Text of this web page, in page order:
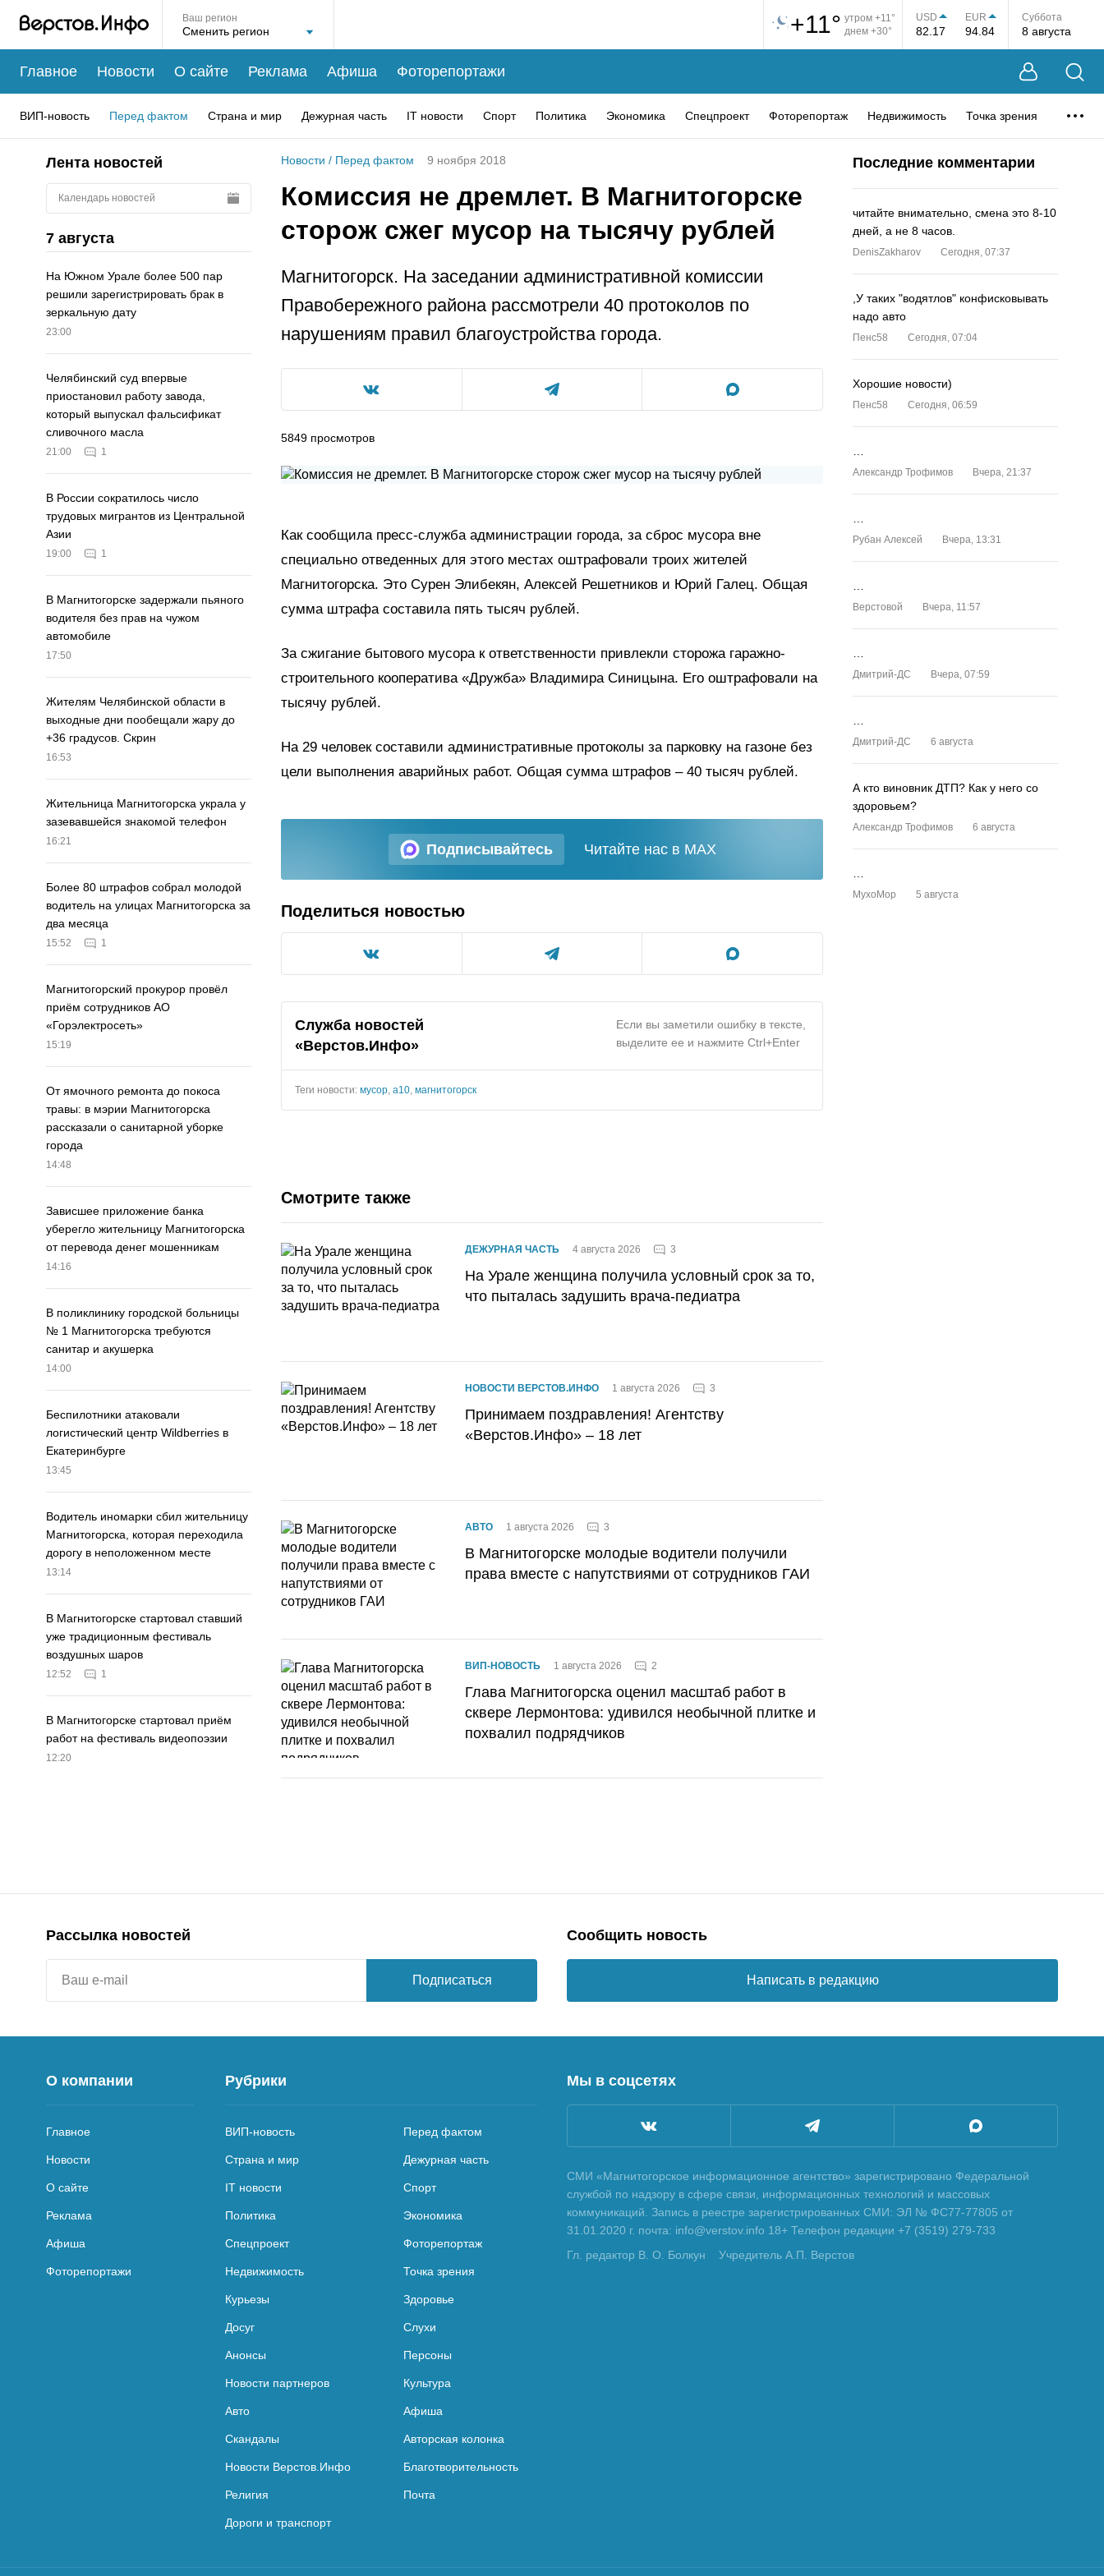
Ваш регион +11° утром +11°
днем +30°
USD
82.17
EUR
94.84
Суббота
8 августа
Главное Новости О сайте Реклама Афиша Фоторепортажи
ВИП-новость Перед фактом Страна и мир Дежурная часть IT новости Спорт Политика Экономика Спецпроект Фоторепортаж Недвижимость Точка зрения
Лента новостей
Календарь новостей
7 августа
На Южном Урале более 500 пар
решили зарегистрировать брак в
зеркальную дату
23:00
Челябинский суд впервые
приостановил работу завода,
который выпускал фальсификат
сливочного масла
21:00 1
В России сократилось число
трудовых мигрантов из Центральной
Азии
19:00 1
В Магнитогорске задержали пьяного
водителя без прав на чужом
автомобиле
17:50
Жителям Челябинской области в
выходные дни пообещали жару до
+36 градусов. Скрин
16:53
Жительница Магнитогорска украла у
зазевавшейся знакомой телефон
16:21
Более 80 штрафов собрал молодой
водитель на улицах Магнитогорска за
два месяца
15:52 1
Магнитогорский прокурор провёл
приём сотрудников АО
«Горэлектросеть»
15:19
От ямочного ремонта до покоса
травы: в мэрии Магнитогорска
рассказали о санитарной уборке
города
14:48
Зависшее приложение банка
уберегло жительницу Магнитогорска
от перевода денег мошенникам
14:16
В поликлинику городской больницы
№ 1 Магнитогорска требуются
санитар и акушерка
14:00
Беспилотники атаковали
логистический центр Wildberries в
Екатеринбурге
13:45
Водитель иномарки сбил жительницу
Магнитогорска, которая переходила
дорогу в неположенном месте
13:14
В Магнитогорске стартовал ставший
уже традиционным фестиваль
воздушных шаров
12:52 1
В Магнитогорске стартовал приём
работ на фестиваль видеопоэзии
12:20
Новости / Перед фактом 9 ноября 2018
Комиссия не дремлет. В Магнитогорске
сторож сжег мусор на тысячу рублей
Магнитогорск. На заседании административной комиссии
Правобережного района рассмотрели 40 протоколов по
нарушениям правил благоустройства города.
5849 просмотров
Как сообщила пресс-служба администрации города, за сброс мусора вне
специально отведенных для этого местах оштрафовали троих жителей
Магнитогорска. Это Сурен Элибекян, Алексей Решетников и Юрий Галец. Общая
сумма штрафа составила пять тысяч рублей.
За сжигание бытового мусора к ответственности привлекли сторожа гаражно-
строительного кооператива «Дружба» Владимира Синицына. Его оштрафовали на
тысячу рублей.
На 29 человек составили административные протоколы за парковку на газоне без
цели выполнения аварийных работ. Общая сумма штрафов – 40 тысяч рублей.
Подписывайтесь Читайте нас в MAX
Поделиться новостью
Служба новостей
«Верстов.Инфо»
Если вы заметили ошибку в тексте,
выделите ее и нажмите Ctrl+Enter
Теги новости: мусор, а10, магнитогорск
Смотрите также
ДЕЖУРНАЯ ЧАСТЬ 4 августа 2026 3
На Урале женщина получила условный срок за то,
что пыталась задушить врача-педиатра
НОВОСТИ ВЕРСТОВ.ИНФО 1 августа 2026 3
Принимаем поздравления! Агентству
«Верстов.Инфо» – 18 лет
АВТО 1 августа 2026 3
В Магнитогорске молодые водители получили
права вместе с напутствиями от сотрудников ГАИ
ВИП-НОВОСТЬ 1 августа 2026 2
Глава Магнитогорска оценил масштаб работ в
сквере Лермонтова: удивился необычной плитке и
похвалил подрядчиков
Последние комментарии
читайте внимательно, смена это 8-10
дней, а не 8 часов.
DenisZakharov Сегодня, 07:37
,У таких "водятлов" конфисковывать
надо авто
Пенс58 Сегодня, 07:04
Хорошие новости)
Пенс58 Сегодня, 06:59
Александр Трофимов Вчера, 21:37
Рубан Алексей Вчера, 13:31
Верстовой Вчера, 11:57
Дмитрий-ДС Вчера, 07:59
Дмитрий-ДС 6 августа
А кто виновник ДТП? Как у него со
здоровьем?
Александр Трофимов 6 августа
MyxoMop 5 августа
Рассылка новостей
Подписаться
Сообщить новость
Написать в редакцию
О компании
Главное
Новости
О сайте
Реклама
Афиша
Фоторепортажи
Рубрики
ВИП-новость Перед фактом
Страна и мир Дежурная часть
IT новости Спорт
Политика Экономика
Спецпроект Фоторепортаж
Недвижимость Точка зрения
Курьезы Здоровье
Досуг Слухи
Анонсы Персоны
Новости партнеров Культура
Авто Афиша
Скандалы Авторская колонка
Новости Верстов.Инфо Благотворительность
Религия Почта
Дороги и транспорт
Мы в соцсетях
СМИ «Магнитогорское информационное агентство» зарегистрировано Федеральной
службой по надзору в сфере связи, информационных технологий и массовых
коммуникаций. Запись в реестре зарегистрированных СМИ: ЭЛ № ФС77-77805 от
31.01.2020 г. почта: info@verstov.info 18+ Телефон редакции +7 (3519) 279-733
Гл. редактор В. О. Болкун
Учредитель А.П. Верстов